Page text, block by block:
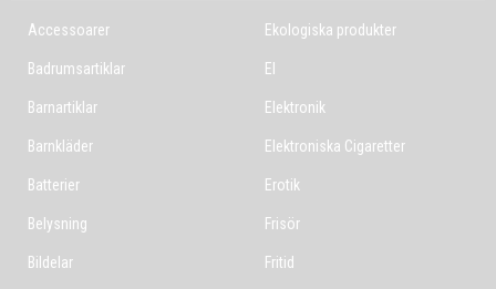
Accessoarer
Badrumsartiklar
Barnartiklar
Barnkläder
Batterier
Belysning
Bildelar
Ekologiska produkter
El
Elektronik
Elektroniska Cigaretter
Erotik
Frisör
Fritid